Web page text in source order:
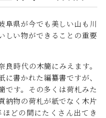
阜県が今でも美しい山も川
しい物ができることの重要
時代の木簡にみえます。
に書かれた編纂書ですが、
です。その多くは荷札みた
納物の荷札が紙でなく木片
どの間にたくさん出てき